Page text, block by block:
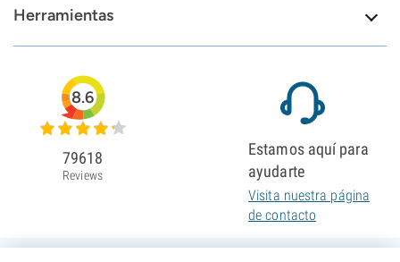
Herramientas
8.6
79618
Reviews
Estamos aquí para
ayudarte
Visita nuestra página
de contacto